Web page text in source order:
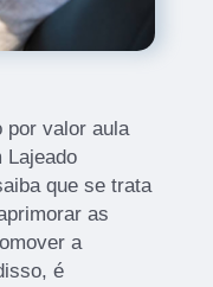
por valor aula
Lajeado
que se trata
as
a
é